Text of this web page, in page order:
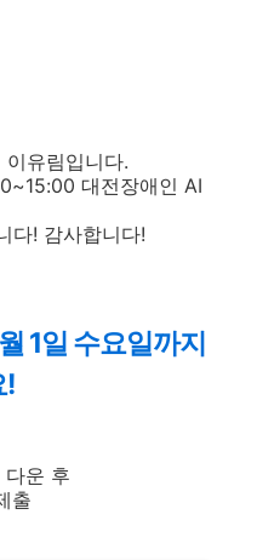
유림입니다.
대전장애인 AI
다! 감사합니다!
1일 수요일까지
!
운 후
출